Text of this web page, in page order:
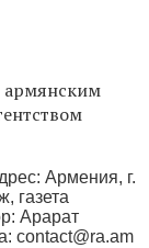
армянским
Армения, г.
газета
Арарат
contact@ra.am